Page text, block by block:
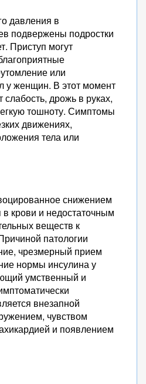
давления в
подвержены подростки
Приступ могут
или
у женщин. В этот момент
дрожь в руках,
тошноту. Симптомы
движениях,
тела или
снижением
в крови и недостаточным
веществ к
патологии
чрезмерный прием
нормы инсулина у
умственный и
внезапной
чувством
и появлением